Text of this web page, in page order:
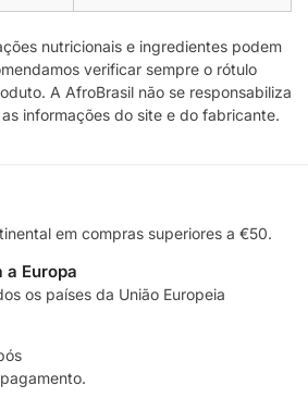
nutricionais e ingredientes podem
verificar sempre o rótulo
A AfroBrasil não se responsabiliza
informações do site e do fabricante.
em compras superiores a €50.
a Europa
os países da União Europeia